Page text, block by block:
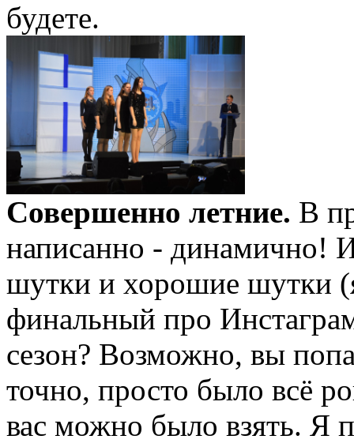
будете.
Совершенно летние. В
написанно - динамично!
шутки и хорошие шутки
финальный про
сезон? Возможно, вы
точно, просто было всё
вас можно было взять. Я